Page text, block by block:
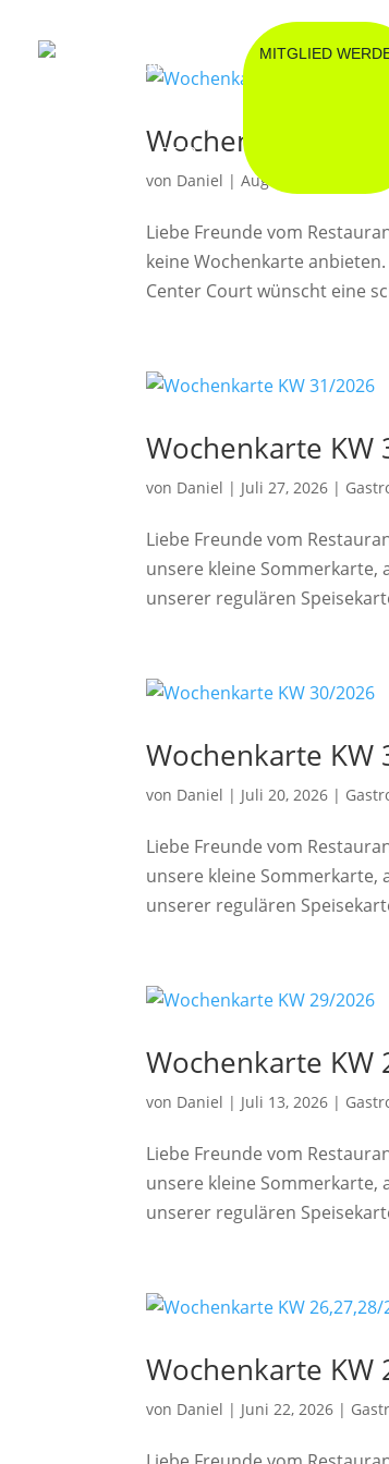
ESSEN
KALENDER
MITGLIED
Wochenkarte KW
von Daniel |Aug. 3, 2026
Liebe Freunde vom
keine Wochenkarte
Center Court wünscht eine
Wochenkarte KW
von Daniel | Juli 27, 2026 |
Liebe Freunde vom
unsere kleine Sommerkarte,
unserer regulären
Wochenkarte KW
von Daniel | Juli 20, 2026 |
Liebe Freunde vom
unsere kleine Sommerkarte,
unserer regulären
Wochenkarte KW
von Daniel | Juli 13, 2026 |
Liebe Freunde vom
unsere kleine Sommerkarte,
unserer regulären
Wochenkarte KW
von Daniel | Juni 22, 2026 |